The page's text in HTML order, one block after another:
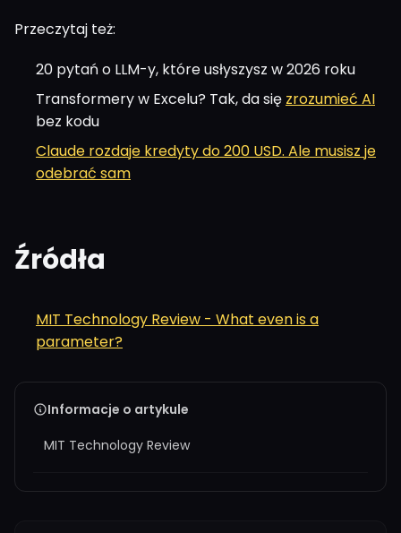
Przeczytaj też:
20 pytań o LLM-y, które usłyszysz w 2026 roku
Transformery w Excelu? Tak, da się zrozumieć AI
bez kodu
Claude rozdaje kredyty do 200 USD. Ale musisz je
odebrać sam
Źródła
MIT Technology Review - What even is a
parameter?
Informacje o artykule
MIT Technology Review